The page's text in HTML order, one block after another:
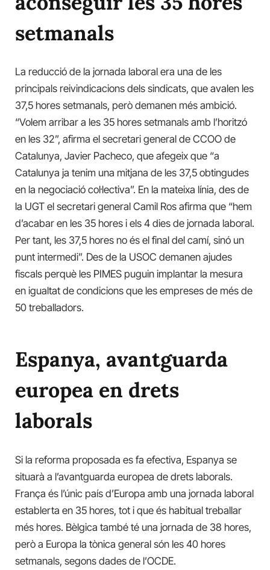
setmanals
La reducció de la jornada laboral era una de les
principals reivindicacions dels sindicats, que avalen les
37,5 hores setmanals, però demanen més ambició.
“Volem arribar a les 35 hores setmanals amb l’horitzó
en les 32”, afirma el secretari general de CCOO de
Catalunya, Javier Pacheco, que afegeix que “a
Catalunya ja tenim una mitjana de les 37,5 obtingudes
en la negociació col·lectiva”. En la mateixa línia, des de
la UGT el secretari general Camil Ros afirma que “hem
d’acabar en les 35 hores i els 4 dies de jornada laboral.
Per tant, les 37,5 hores no és el final del camí, sinó un
punt intermedi”. Des de la USOC demanen ajudes
fiscals perquè les PIMES puguin implantar la mesura
en igualtat de condicions que les empreses de més de
50 treballadors.
Espanya, avantguarda
europea en drets
laborals
Si la reforma proposada es fa efectiva, Espanya se
situarà a l’avantguarda europea de drets laborals.
França és l’únic país d’Europa amb una jornada laboral
establerta en 35 hores, tot i que és habitual treballar
més hores. Bèlgica també té una jornada de 38 hores,
però a Europa la tònica general són les 40 hores
setmanals, segons dades de l’OCDE.